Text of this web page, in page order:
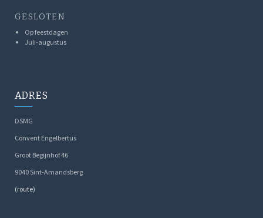
GESLOTEN
Op feestdagen
Juli-augustus
ADRES
DSMG
Convent Engelbertus
Groot Begijnhof 46
9040 Sint-Amandsberg
(route)